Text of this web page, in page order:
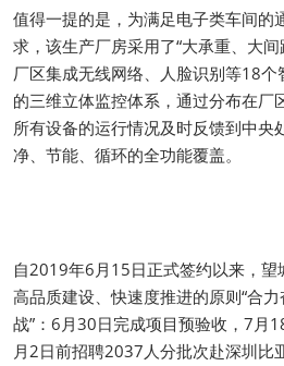
值得一提的是，为满足电子类车间的
求，该生产厂房采用了“大承重、大间
厂区集成无线网络、人脸识别等18
的三维立体监控体系，通过分布在
所有设备的运行情况及时反馈到中央
净、节能、循环的全功能覆盖。
自2019年6月15日正式签约以来，望
高品质建设、快速度推进的原则“合
战”：6月30日完成项目预验收，7月
月2日前招聘2037人分批次赴深圳比